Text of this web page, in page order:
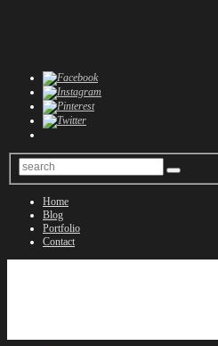
Home
Blog
Portfolio
Contact